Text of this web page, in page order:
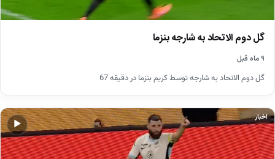
گل دوم الاتحاد به شارجه بنزما
۹ ماه قبل
گل دوم الاتحاد به شارجه توسط کریم بنزما در دقیقه 67
▶
اخبار